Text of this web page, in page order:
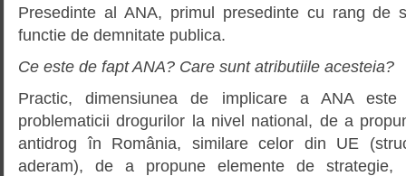
Presedinte al ANA, primul presedinte cu rang de
functie de demnitate publica.
Ce este de fapt ANA? Care sunt atributiile acesteia?
Practic, dimensiunea de implicare a ANA
problematicii drogurilor la nivel national, de a
antidrog în România, similare celor din UE
aderam), de a propune elemente de strategie,